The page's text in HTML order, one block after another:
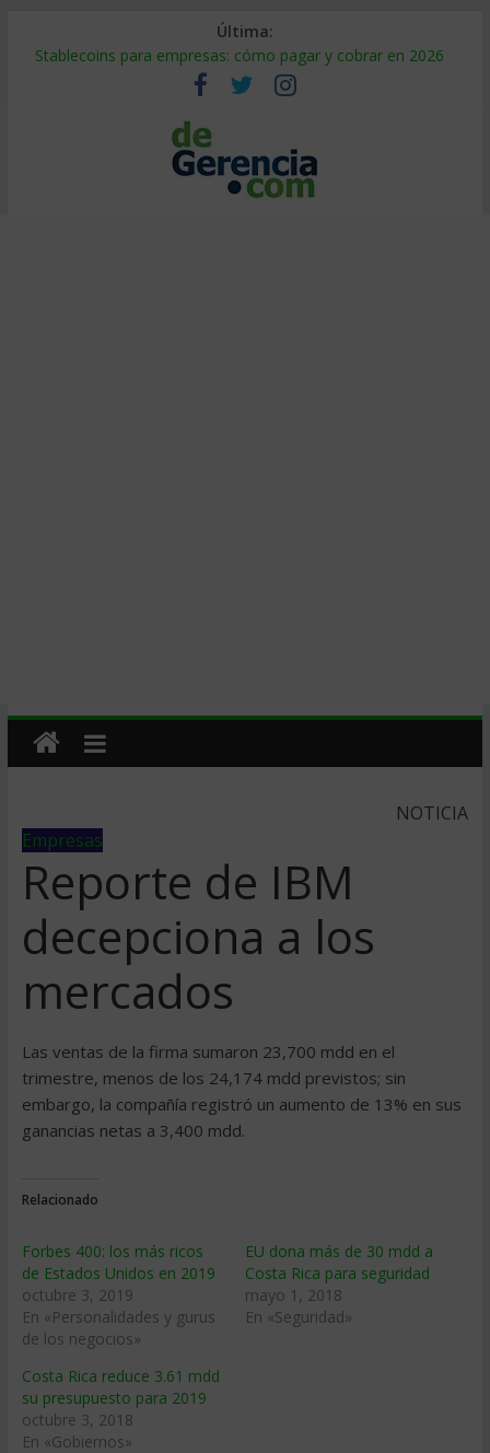
Última:
Stablecoins para empresas: cómo pagar y cobrar en 2026
Despido silencioso: qué es y por qué sale tan caro
IA en selección de personal: cómo auditarla a tiempo
Trabajo forzoso en la cadena de suministro: qué hacer
Mercado hispano de EE. UU.: cómo segmentarlo y venderle
NOTICIA
Empresas
Reporte de IBM
decepciona a los
mercados
Las ventas de la firma sumaron 23,700 mdd en el
trimestre, menos de los 24,174 mdd previstos; sin
embargo, la compañía registró un aumento de 13% en sus
ganancias netas a 3,400 mdd.
Relacionado
Forbes 400: los más ricos
de Estados Unidos en 2019
octubre 3, 2019
En «Personalidades y gurus
de los negocios»
EU dona más de 30 mdd a
Costa Rica para seguridad
mayo 1, 2018
En «Seguridad»
Costa Rica reduce 3.61 mdd
su presupuesto para 2019
octubre 3, 2018
En «Gobiernos»